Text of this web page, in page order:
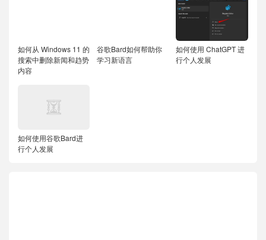
如何从 Windows 11 的
搜索中删除新闻和趋势
内容
谷歌Bard如何帮助你
学习新语言
如何使用 ChatGPT 进
行个人发展
如何使用谷歌Bard进
行个人发展